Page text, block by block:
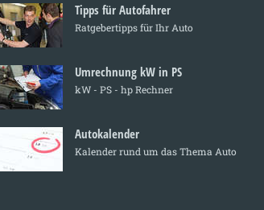
Tipps für Autofahrer
Ratgebertipps für Ihr Auto
Umrechnung kW in PS
kW - PS - hp Rechner
Autokalender
Kalender rund um das Thema Auto